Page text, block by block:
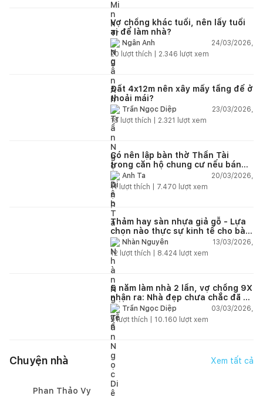
Vợ chồng khác tuổi, nên lấy tuổi
ai để làm nhà?
Ngân Anh
24/03/2026,
20 lượt thích | 2.346 lượt xem
Đất 4x12m nên xây mấy tầng để ở
thoải mái?
Trần Ngọc Diệp
23/03/2026,
18 lượt thích | 2.321 lượt xem
Có nên lập bàn thờ Thần Tài
trong căn hộ chung cư nếu bán
hàng online?
Anh Ta
20/03/2026,
11lượt thích | 7.470 lượt xem
Thảm hay sàn nhựa giả gỗ - Lựa
chọn nào thực sự kinh tế cho bài
toán lâu dài?
Nhàn Nguyễn
13/03/2026,
12 lượt thích | 8.424 lượt xem
5 năm làm nhà 2 lần, vợ chồng 9X
nhận ra: Nhà đẹp chưa chắc đã dễ
sống!Trần Ngọc Diệp
03/03/2026,
9lượt thích | 10.160 lượt xem
Chuyện nhà Xem tất cả
Phan Thảo Vy